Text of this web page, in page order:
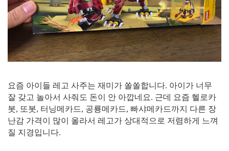
요즘 아이들 레고 사주는 재미가 쏠쏠합니다. 아이가 너무
잘 갖고 놀아서 사줘도 돈이 안 아깝네요. 근데 요즘 헬로카
봇, 또봇, 터닝메카드, 공룡메카드, 빠샤메카드까지 다른 장
난감 가격이 많이 올라서 레고가 상대적으로 저렴하게 느껴
질 지경입니다.